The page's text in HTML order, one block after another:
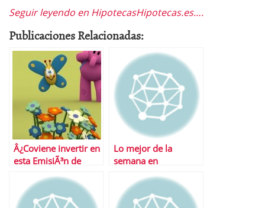
Seguir leyendo en HipotecasHipotecas.es….
Publicaciones Relacionadas:
Â¿Coviene invertir en
esta EmisiÃ³n de
Zinkia?
Lo mejor de la
semana en